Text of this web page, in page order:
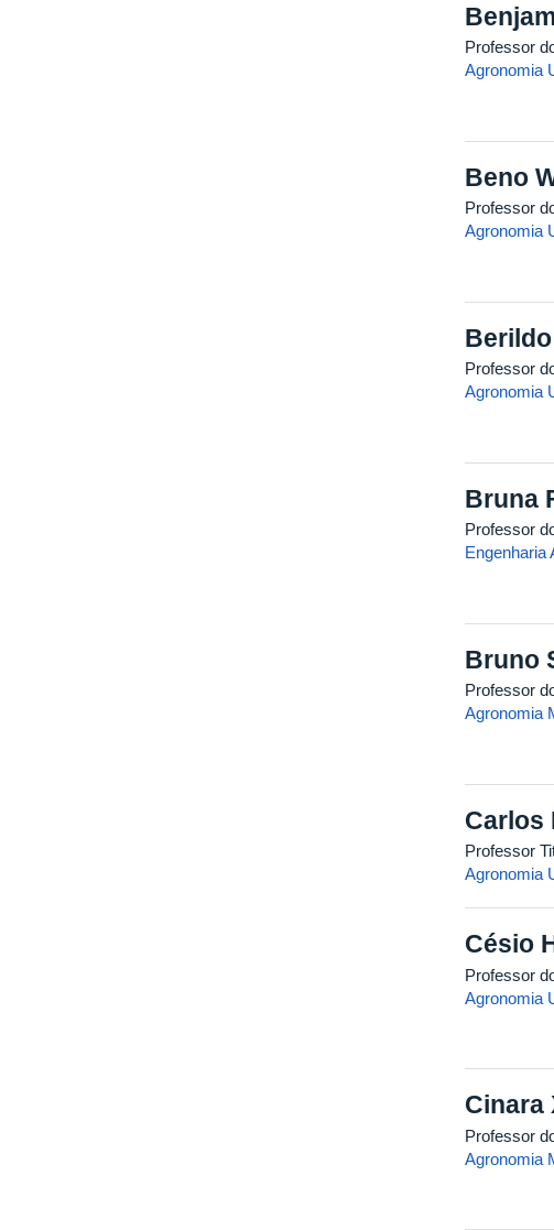
Professor
Agronomia
Beno
Professor
Agronomia
Professor
Agronomia
Bruna
Professor
Engenharia
Bruno
Professor
Agronomia
Carlos
Professor
Agronomia
Césio
Professor
Agronomia
Cinara
Professor
Agronomia